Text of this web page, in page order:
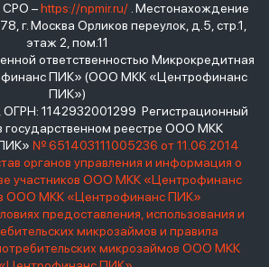
СРО –https://npmir.ru/. Местонахождение
г. Москва Орликов переулок, д.5, стр.1,
этаж 2, пом.11
ответственностью Микрокредитная
ПИК» (ООО МКК «Центрофинанс
ПИК»)
1142932001299 Регистрационный
государственном реестре ООО МКК
№ 651403111005236 от 11.06.2014
органов управления и информация о
участников ООО МКК «Центрофинанс
ООО МКК «Центрофинанс ПИК»
предоставления, использования и
микрозаймов и правила
микрозаймов ООО МКК